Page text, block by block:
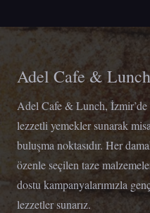
Adel Cafe &
Adel Cafe & Lunch, İzmir’de
lezzetli yemekler sunarak
buluşma noktasıdır. Her
özenle seçilen taze
dostu kampanyalarımızla
lezzetler sunarız.